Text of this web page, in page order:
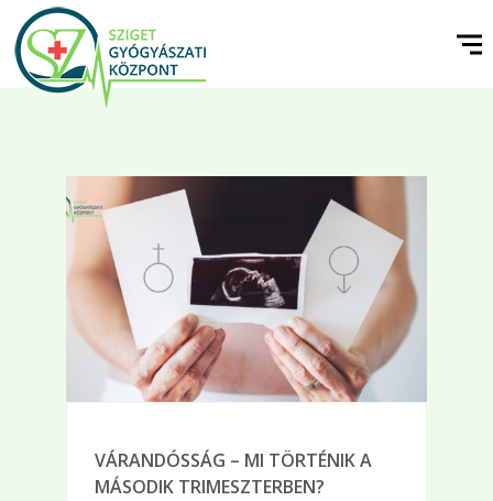
VÁRANDÓSSÁG – MI TÖRTÉNIK A
MÁSODIK TRIMESZTERBEN?